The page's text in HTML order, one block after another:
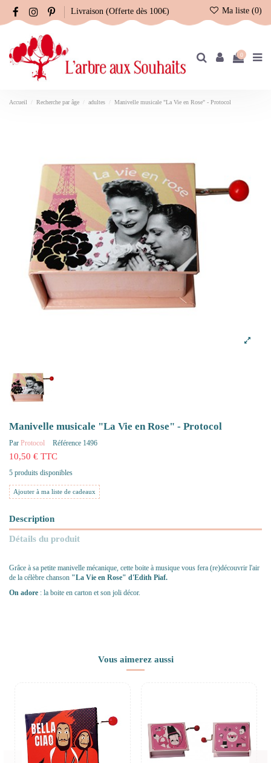
Livraison (Offerte dès 100€) Ma liste (0)
0
Accueil Recherche par âge adultes Manivelle musicale "La Vie en Rose" - Protocol
Manivelle musicale "La Vie en Rose" - Protocol
Par Protocol Référence 1496
10,50 € TTC
5 produits disponibles
Ajouter à ma liste de cadeaux
Description
Détails du produit
Grâce à sa petite manivelle mécanique, cette boite à musique vous fera (re)découvrir l'air
de la célèbre chanson "La Vie en Rose" d'Edith Piaf.
On adore : la boite en carton et son joli décor.
Vous aimerez aussi